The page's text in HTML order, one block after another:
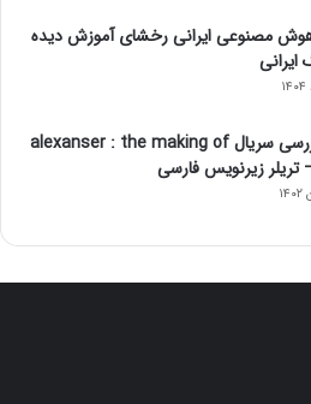
مصنوعی ایرانی رخشای آموزش دیده
ایرانی
نقد و بررسی سریال alexanser : the making of